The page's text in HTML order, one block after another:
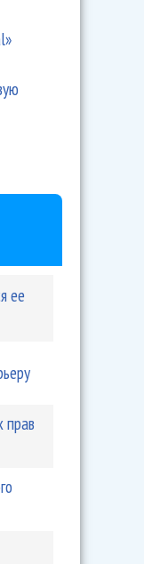
ее
прав